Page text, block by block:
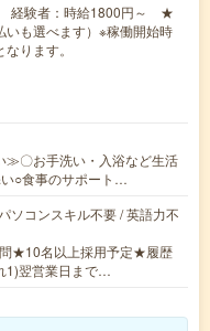
経験者：時給1800円～ ★
いも選べます）※稼働開始時
ります。
≫〇お手洗い・入浴など生活
○食事のサポート…
ソコンスキル不要 / 英語力不
★10名以上採用予定★履歴
1)翌営業日まで…